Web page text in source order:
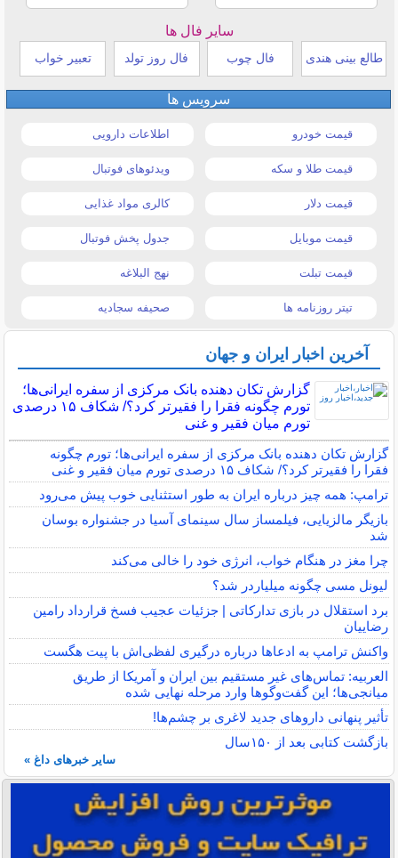
سایر فال ها
طالع بینی هندی فال چوب فال روز تولد تعبیر خواب
سرویس ها
قیمت خودرو اطلاعات دارویی
قیمت طلا و سکه ویدئوهای فوتبال
قیمت دلار کالری مواد غذایی
قیمت موبایل جدول پخش فوتبال
قیمت تبلت نهج البلاغه
تیتر روزنامه ها صحیفه سجادیه
آخرین اخبار ایران و جهان
گزارش تکان‌ دهنده بانک مرکزی از سفره ایرانی‌ها؛
تورم چگونه فقرا را فقیرتر کرد؟/ شکاف ۱۵ درصدی
تورم میان فقیر و غنی
گزارش تکان‌ دهنده بانک مرکزی از سفره ایرانی‌ها؛ تورم چگونه
فقرا را فقیرتر کرد؟/ شکاف ۱۵ درصدی تورم میان فقیر و غنی
ترامپ: همه چیز درباره ایران به طور استثنایی خوب پیش می‌رود
بازیگر مالزیایی، فیلمساز سال سینمای آسیا در جشنواره بوسان
شد
چرا مغز در هنگام خواب، انرژی خود را خالی می‌کند
لیونل مسی چگونه میلیاردر شد؟
برد استقلال در بازی تدارکاتی | جزئیات عجیب فسخ قرارداد رامین
رضاییان
واکنش ترامپ به ادعاها درباره درگیری لفظی‌اش با پیت هگست
العربیه: تماس‌های غیر مستقیم بین ایران و آمریکا از طریق
میانجی‌ها؛ این گفت‌و‌گو‌ها وارد مرحله نهایی شده
تأثیر پنهانی داروهای جدید لاغری بر چشم‌ها!
بازگشت کتابی بعد از ۱۵۰سال
سایر خبرهای داغ »